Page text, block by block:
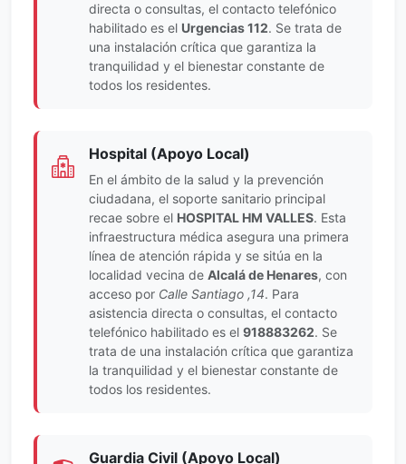
directa o consultas, el contacto telefónico
habilitado es el Urgencias 112. Se trata de
una instalación crítica que garantiza la
tranquilidad y el bienestar constante de
todos los residentes.
Hospital (Apoyo Local)
En el ámbito de la salud y la prevención
ciudadana, el soporte sanitario principal
recae sobre el HOSPITAL HM VALLES. Esta
infraestructura médica asegura una primera
línea de atención rápida y se sitúa en la
localidad vecina de Alcalá de Henares, con
acceso por Calle Santiago ,14. Para
asistencia directa o consultas, el contacto
telefónico habilitado es el 918883262. Se
trata de una instalación crítica que garantiza
la tranquilidad y el bienestar constante de
todos los residentes.
Guardia Civil (Apoyo Local)